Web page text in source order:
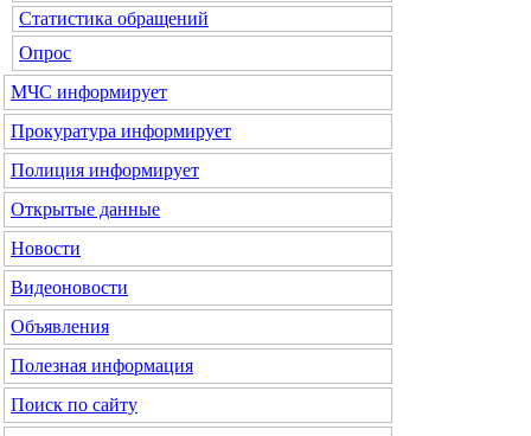
Статистика обращений
Опрос
МЧС информирует
Прокуратура информирует
Полиция информирует
Открытые данные
Новости
Видеоновости
Объявления
Полезная информация
Поиск по сайту